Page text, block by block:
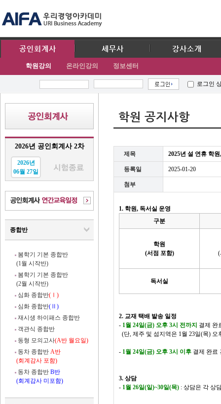
공인회계사
학원강의 온라인강의 정보센터
세무사 강사소개
로그인
2026년 공인회계사 2차
2026년
06월 27일
종합반
봄학기 기본 종합반
(1월 시작반)
봄학기 기본 종합반
(2월 시작반)
심화 종합반(Ⅰ)
심화 종합반(Ⅱ)
재시생 하이패스 종합반
객관식 종합반
동형 모의고사(A반 월요일)
동차 종합반 A반
(회계감사 포함)
동차 종합반 B반
(회계감사 미포함)
학원 공지사항
제목 2025년 설 연휴 학
등록일 2025-01-20
첨부
1. 학원, 독서실 운영
구분
학원
(서점 포함)
(
독서실
2. 교재 택배 발송 일정
- 1월 24일(금) 오후 3시 전까지 결제 완
(단, 제주 및 섬지역은 1월 23일(목)
- 1월 24일(금) 오후 3시 이후 결제 완료
3. 상담
- 1월 26일(일)~30일(목) : 상담은 각 상